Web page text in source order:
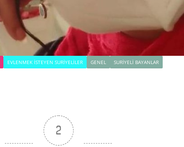
EVLENMEK İSTEYEN SURIYELILER GENEL SURIYELI BAYANLAR
2